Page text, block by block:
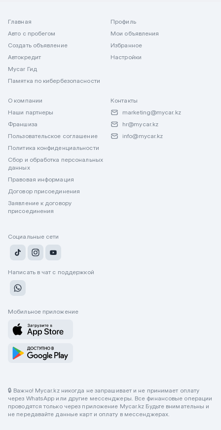
Главная
Авто с пробегом
Создать объявление
Автокредит
Mycar Гид
Памятка по кибербезопасности
Профиль
Мои объявления
Избранное
Настройки
О компании
Наши партнеры
Франшиза
Пользовательское соглашение
Политика конфиденциальности
Сбор и обработка персональных
данных
Правовая информация
Договор присоединения
Заявление к договору
присоединения
Контакты
marketing@mycar.kz
hr@mycar.kz
info@mycar.kz
Социальные сети
Написать в чат с поддержкой
Мобильное приложение
🔒 Важно! Mycar.kz никогда не запрашивает и не принимает оплату
через WhatsApp или другие мессенджеры. Все финансовые операции
проводятся только через приложение Mycar.kz Будьте внимательны и
не передавайте данные карт и оплату в мессенджерах.